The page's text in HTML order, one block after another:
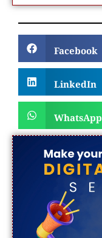
Facebook
LinkedIn
WhatsApp